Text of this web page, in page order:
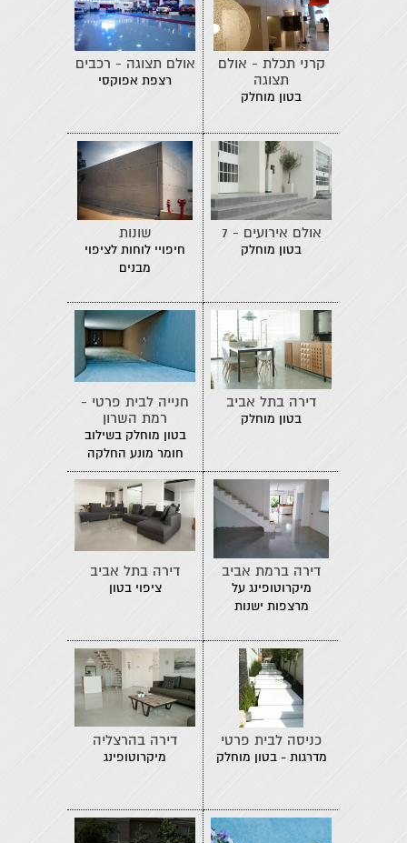
קרני תכלת - אולם
תצוגה
בטון מוחלק
אולם תצוגה - רכבים
רצפת אפוקסי
אולם אירועים - 7
בטון מוחלק
שונות
חיפויי לוחות לציפוי
מבנים
דירה בתל אביב
בטון מוחלק
חנייה לבית פרטי -
רמת השרון
בטון מוחלק בשילוב
חומר מונע החלקה
דירה ברמת אביב
מיקרוטופינג על
מרצפות ישנות
דירה בתל אביב
ציפוי בטון
כניסה לבית פרטי
מדרגות - בטון מוחלק
דירה בהרצליה
מיקרוטופינג